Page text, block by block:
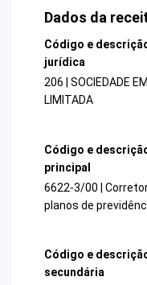
Dados da
Código e
jurídica
206 | SOCIEDADE
LIMITADA
Código e
principal
6622-3/00 |
planos de
Código e
secundária